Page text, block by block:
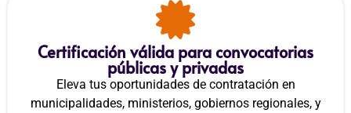
Certificación válida para convocatorias
públicas y privadas
Eleva tus oportunidades de contratación en
municipalidades, ministerios, gobiernos regionales, y